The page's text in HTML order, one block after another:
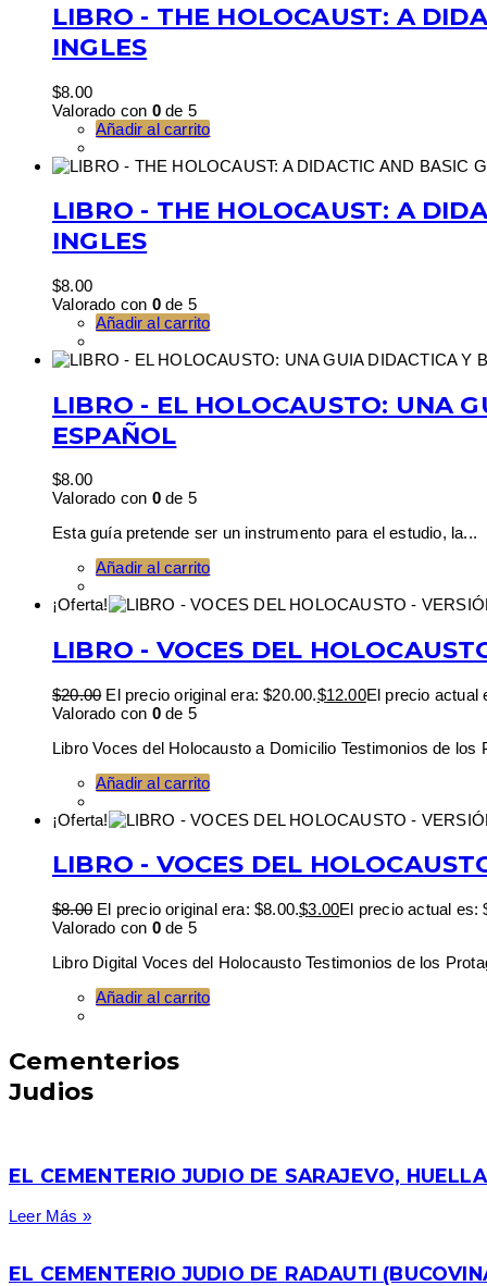
LIBRO - THE HOLOCAUST: A
INGLES
$8.00
Valorado con 0de 5
Añadir al carrito
LIBRO - THE HOLOCAUST: A
INGLES
$8.00
Valorado con 0de 5
Añadir al carrito
LIBRO - EL HOLOCAUSTO: UNA
ESPAÑOL
$8.00
Valorado con 0de 5
Esta guía pretende ser un instrumento para el estudio, la...
Añadir al carrito
¡Oferta!
LIBRO - VOCES DEL
$20.00 El precio original era: $20.00.$12.00El precio actual
Valorado con 0de 5
Libro Voces del Holocausto a Domicilio Testimonios de los
Añadir al carrito
¡Oferta!
LIBRO - VOCES DEL
$8.00 El precio original era: $8.00.$3.00El precio actual es:
Valorado con 0de 5
Libro Digital Voces del Holocausto Testimonios de los
Añadir al carrito
Cementerios
Judios
EL CEMENTERIO JUDIO DE SARAJEVO,
Leer Más »
EL CEMENTERIO JUDIO DE RADAUTI